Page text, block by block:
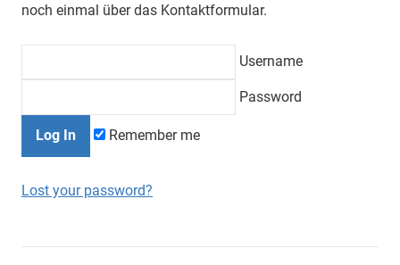
noch einmal über das Kontaktformular.
Username
Password
Remember me
Lost your password?